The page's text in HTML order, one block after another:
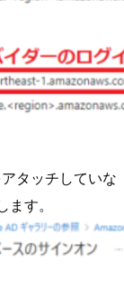
タッチしていな
す。